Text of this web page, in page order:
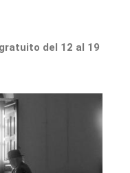
del 12 al 19